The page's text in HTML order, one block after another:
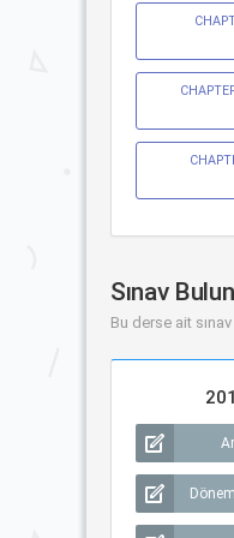
Sınav
Bu derse ait